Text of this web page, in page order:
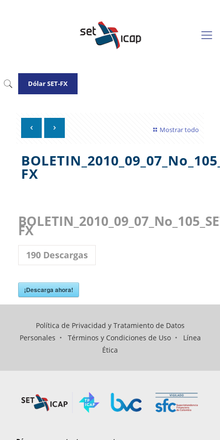
Dólar SET-FX
Mostrar todo
FX
FX
190Descargas
¡Descarga ahora!
Política de Privacidad y Tratamiento de Datos
Personales • Términos y Condiciones de Uso• Línea
Ética